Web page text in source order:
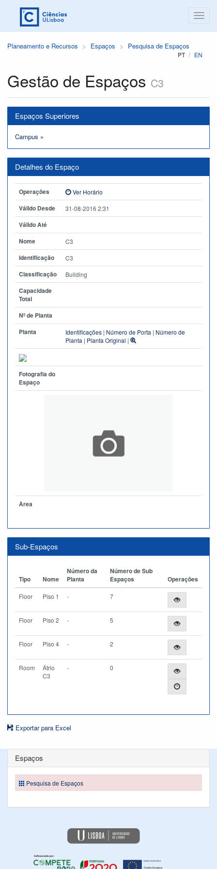
Planeamento e Recursos Espaços Pesquisa de Espaços
PT EN
Gestão de Espaços C3
Espaços Superiores
Campus »
Detalhes do Espaço
Operações Ver Horário
Válido Desde 31-08-2016 2:31
Válido Até
Nome
C3
Identificação C3
Classificação Building
Capacidade
Total
Nº de Planta
Planta
Identificações | Número de Porta | Número de
Planta | Planta Original |
Fotografia do
Espaço
Àrea
Sub-Espaços
Tipo Nome
Número da
Planta
Número de Sub
Espaços
Operações
Floor Piso 1 - 7
Floor Piso 2 - 5
Floor Piso 4 - 2
Room
Átrio
C3
- 0
Exportar para Excel
Espaços
Pesquisa de Espaços